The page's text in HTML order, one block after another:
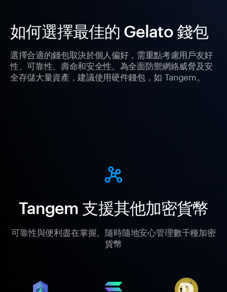
如何選擇最佳的 Gelato 錢包
選擇合適的錢包取決於個人偏好，需重點考慮用戶友好
性、可靠性、壽命和安全性。為全面防禦網絡威脅及安
全存儲大量資產，建議使用硬件錢包，如 Tangem。
Tangem 支援其他加密貨幣
可靠性與便利盡在掌握。隨時隨地安心管理數千種加密
貨幣